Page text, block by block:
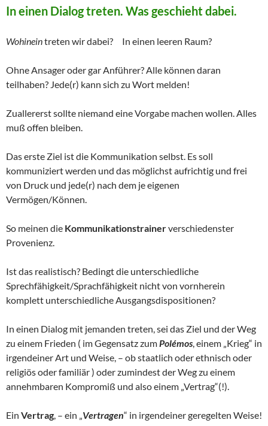
In einen Dialog treten. Was geschieht dabei.
Wohineintreten wir dabei? In einen leeren Raum?
Ohne Ansager oder gar Anführer? Alle können daran
teilhaben? Jede(r) kann sich zu Wort melden!
Zuallererst sollte niemand eine Vorgabe machen wollen. Alles
muß offen bleiben.
Das erste Ziel ist die Kommunikation selbst. Es soll
kommuniziert werden und das möglichst aufrichtig und frei
von Druck und jede(r) nach dem je eigenen
Vermögen/Können.
So meinen die Kommunikationstrainerverschiedenster
Provenienz.
Ist das realistisch? Bedingt die unterschiedliche
Sprechfähigkeit/Sprachfähigkeit nicht von vornherein
komplett unterschiedliche Ausgangsdispositionen?
In einen Dialog mit jemanden treten, sei das Ziel und der Weg
zu einem Frieden ( im Gegensatz zumPolémos, einem „Krieg“ in
irgendeiner Art und Weise, – ob staatlich oder ethnisch oder
religiös oder familiär ) oder zumindest der Weg zu einem
annehmbaren Kompromiß und also einem „Vertrag“(!).
Ein Vertrag, – ein „Vertragen“ in irgendeiner geregelten Weise!